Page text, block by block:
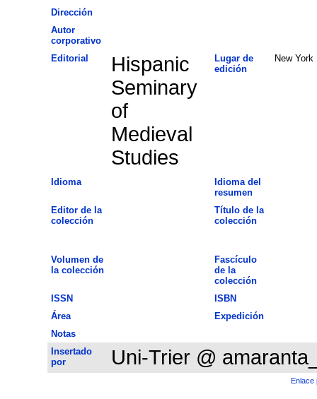
Dirección
Autor
corporativo
Editorial
Hispanic
Seminary
of
Medieval
Studies
Lugar de
edición
New York
Idioma
Idioma del
resumen
Editor de la
colección
Título de la
colección
Volumen de
la colección
Fascículo
de la
colección
ISSN
ISBN
Área
Expedición
Notas
Insertado
por
Uni-Trier @
Enlace